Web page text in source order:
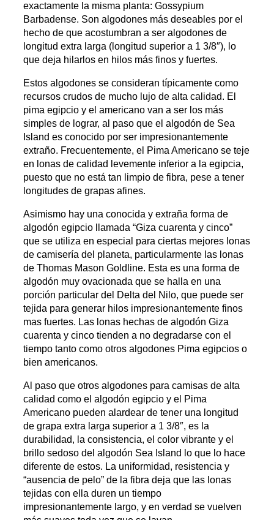
exactamente la misma planta: Gossypium
Barbadense. Son algodones más deseables por el
hecho de que acostumbran a ser algodones de
longitud extra larga (longitud superior a 1 3/8″), lo
que deja hilarlos en hilos más finos y fuertes.
Estos algodones se consideran típicamente como
recursos crudos de mucho lujo de alta calidad. El
pima egipcio y el americano van a ser los más
simples de lograr, al paso que el algodón de Sea
Island es conocido por ser impresionantemente
extraño. Frecuentemente, el Pima Americano se teje
en lonas de calidad levemente inferior a la egipcia,
puesto que no está tan limpio de fibra, pese a tener
longitudes de grapas afines.
Asimismo hay una conocida y extraña forma de
algodón egipcio llamada “Giza cuarenta y cinco”
que se utiliza en especial para ciertas mejores lonas
de camisería del planeta, particularmente las lonas
de Thomas Mason Goldline. Esta es una forma de
algodón muy ovacionada que se halla en una
porción particular del Delta del Nilo, que puede ser
tejida para generar hilos impresionantemente finos
mas fuertes. Las lonas hechas de algodón Giza
cuarenta y cinco tienden a no degradarse con el
tiempo tanto como otros algodones Pima egipcios o
bien americanos.
Al paso que otros algodones para camisas de alta
calidad como el algodón egipcio y el Pima
Americano pueden alardear de tener una longitud
de grapa extra larga superior a 1 3/8″, es la
durabilidad, la consistencia, el color vibrante y el
brillo sedoso del algodón Sea Island lo que lo hace
diferente de estos. La uniformidad, resistencia y
“ausencia de pelo” de la fibra deja que las lonas
tejidas con ella duren un tiempo
impresionantemente largo, y en verdad se vuelven